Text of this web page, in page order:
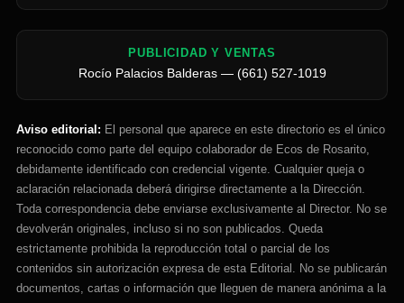
PUBLICIDAD Y VENTAS
Rocío Palacios Balderas — (661) 527-1019
Aviso editorial: El personal que aparece en este directorio es el único
reconocido como parte del equipo colaborador de Ecos de Rosarito,
debidamente identificado con credencial vigente. Cualquier queja o
aclaración relacionada deberá dirigirse directamente a la Dirección.
Toda correspondencia debe enviarse exclusivamente al Director. No se
devolverán originales, incluso si no son publicados. Queda
estrictamente prohibida la reproducción total o parcial de los
contenidos sin autorización expresa de esta Editorial. No se publicarán
documentos, cartas o información que lleguen de manera anónima a la